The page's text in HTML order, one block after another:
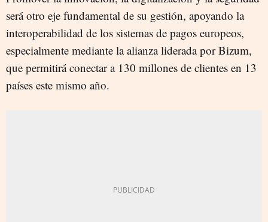
será otro eje fundamental de su gestión, apoyando la
interoperabilidad de los sistemas de pagos europeos,
especialmente mediante la alianza liderada por Bizum,
que permitirá conectar a 130 millones de clientes en 13
países este mismo año.